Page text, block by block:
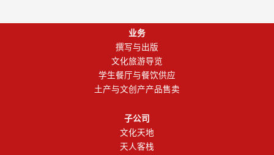
业务
撰写与出版
文化旅游导览
学生餐厅与餐饮供应
土产与文创产产品售卖
子公司
文化天地
天人客栈